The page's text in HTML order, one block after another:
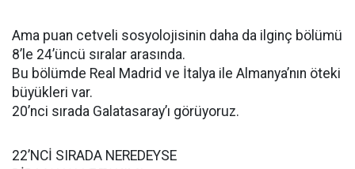
Ama puan cetveli sosyolojisinin daha da ilginç bölümü
8’le 24’üncü sıralar arasında.
Bu bölümde Real Madrid ve İtalya ile Almanya’nın öteki
büyükleri var.
20’nci sırada Galatasaray’ı görüyoruz.
22’NCİ SIRADA NEREDEYSE